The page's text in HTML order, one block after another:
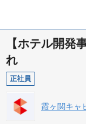
【ホテル開発
れ
正社員
霞ヶ関キャ